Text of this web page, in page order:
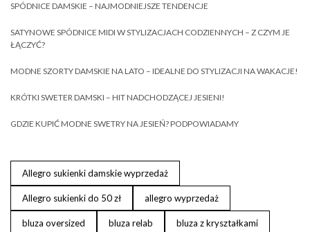
SPÓDNICE DAMSKIE – NAJMODNIEJSZE TENDENCJE
SATYNOWE SPÓDNICE MIDI W STYLIZACJACH CODZIENNYCH – Z CZYM JE
ŁĄCZYĆ?
MODNE SZORTY DAMSKIE NA LATO – IDEALNE DO STYLIZACJI NA WAKACJE!
KRÓTKI SWETER DAMSKI – HIT NADCHODZĄCEJ JESIENI!
GDZIE KUPIĆ MODNE SWETRY NA JESIEŃ? PODPOWIADAMY
Allegro sukienki damskie wyprzedaż
Allegro sukienki do 50 zł allegro wyprzedaż
bluza oversized bluza relab bluza z kryształkami